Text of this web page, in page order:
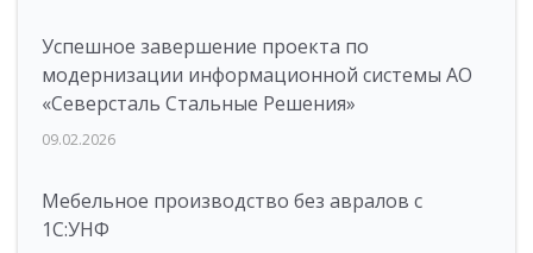
Успешное завершение проекта по
модернизации информационной системы АО
«Северсталь Стальные Решения»
09.02.2026
Мебельное производство без авралов с
1С:УНФ